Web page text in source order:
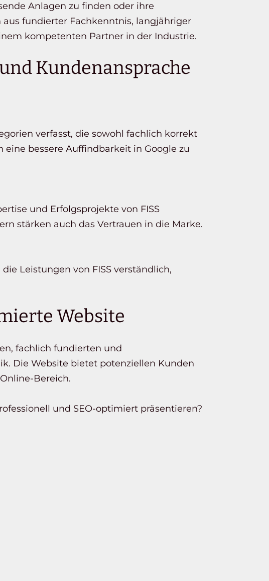
Anlagen zu finden oder ihre
fundierter Fachkenntnis, langjähriger
kompetenten Partner in der Industrie.
Kundenansprache
verfasst, die sowohl fachlich korrekt
bessere Auffindbarkeit in Google zu
und Erfolgsprojekte von FISS
stärken auch das Vertrauen in die Marke.
Leistungen von FISS verständlich,
Website
fachlich fundierten und
Die Website bietet potenziellen Kunden
Bereich.
und SEO-optimiert präsentieren?